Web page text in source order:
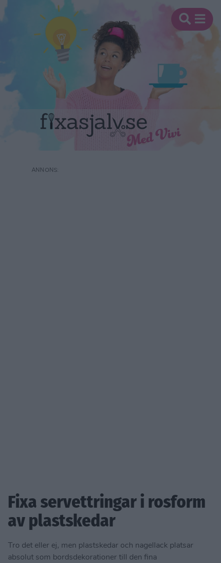
Fixa servettringar i rosform
av plastskedar
Tro det eller ej, men plastskedar och nagellack platsar
absolut som bordsdekorationer till den fina